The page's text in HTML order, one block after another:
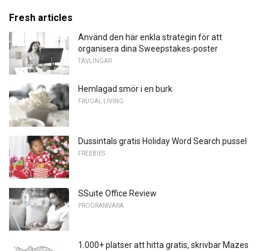
Fresh articles
Använd den här enkla strategin för att
organisera dina Sweepstakes-poster
TÄVLINGAR
Hemlagad smör i en burk
FRUGAL LIVING
Dussintals gratis Holiday Word Search pussel
FREEBIES
SSuite Office Review
PROGRAMVARA
1.000+ platser att hitta gratis, skrivbar Mazes